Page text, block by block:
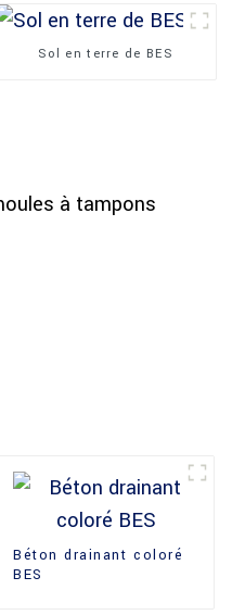
Sol en terre de BES
Béton drainant coloré
BES